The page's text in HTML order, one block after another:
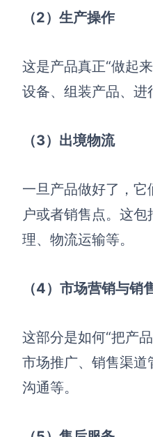
AI生成用户画像
AI生成波士顿矩阵
AI生成波特五力模型
AI生成竞品分析
AI生成Grow模型
AI生成AARRR模型
企业服务
私有化部署
企业版申请试用
（2）生产操作
这是产品真正“做起
设备、组装产品、进
（3）出境物流
一旦产品做好了，它
户或者销售点。这
理、物流运输等。
（4）市场营销与销
这部分是如何“把产
市场推广、销售渠道
沟通等。